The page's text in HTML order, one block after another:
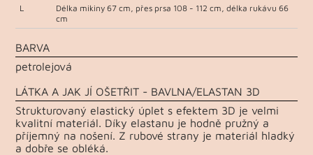
L
Délka mikiny 67 cm, přes prsa 108 - 112 cm, délka rukávu 66
cm
BARVA
petrolejová
LÁTKA A JAK JÍ OŠETŘIT - BAVLNA/ELASTAN 3D
Strukturovaný elastický úplet s efektem 3D je velmi
kvalitní materiál. Díky elastanu je hodně pružný a
příjemný na nošení. Z rubové strany je materiál hladký
a dobře se obléká.